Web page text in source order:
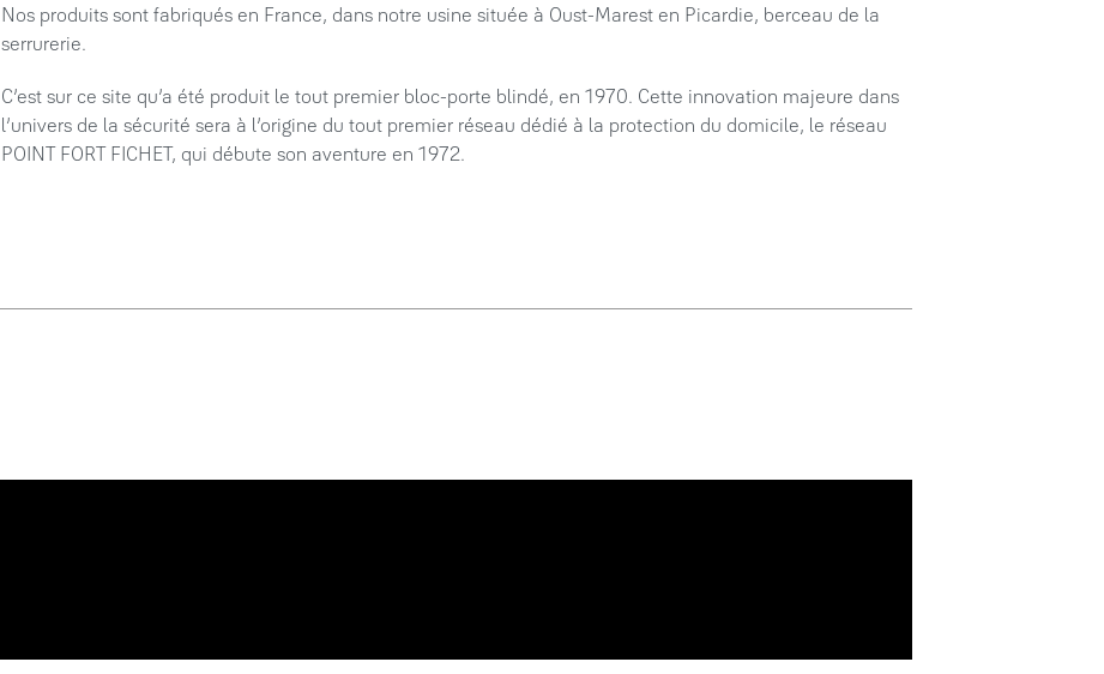
Nos produits sont fabriqués en France, dans notre usine située à Oust-Marest en Picardie, berceau de la
serrurerie.
C’est sur ce site qu’a été produit le tout premier bloc-porte blindé, en 1970. Cette innovation majeure dans
l’univers de la sécurité sera à l’origine du tout premier réseau dédié à la protection du domicile, le réseau
POINT FORT FICHET, qui débute son aventure en 1972.